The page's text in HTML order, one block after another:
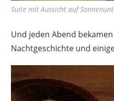
Suite mit Aussicht auf
Und jeden Abend
Nachtgeschichte und